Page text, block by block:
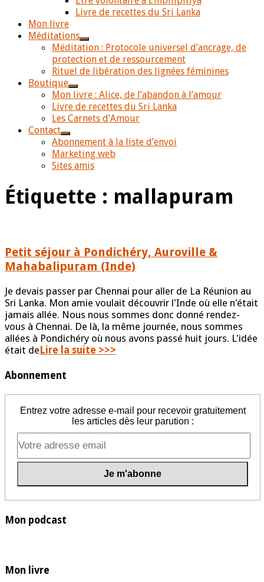
Livre de recettes du Sri Lanka
Mon livre
Méditations
Méditation : Protocole universel d’ancrage, de
protection et de ressourcement
Rituel de libération des lignées féminines
Boutique
Mon livre : Alice, de l’abandon à l’amour
Livre de recettes du Sri Lanka
Les Carnets d’Amour
Contact
Abonnement à la liste d’envoi
Marketing web
Sites amis
Étiquette : mallapuram
Petit séjour à Pondichéry, Auroville &
Mahabalipuram (Inde)
Je devais passer par Chennai pour aller de La Réunion au
Sri Lanka. Mon amie voulait découvrir l'Inde où elle n'était
jamais allée. Nous nous sommes donc donné rendez-
vous à Chennai. De là, la même journée, nous sommes
allées à Pondichéry où nous avons passé huit jours. L'idée
était de Lire la suite >>>
Abonnement
Entrez votre adresse e-mail pour recevoir gratuitement
les articles dès leur parution :
Mon podcast
Mon livre